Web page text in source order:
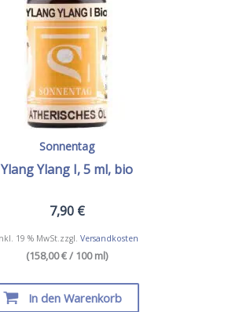
Sonnentag
Ylang Ylang I, 5 ml, bio
7,90 €
19 % MwSt.zzgl. Versandkosten
(158,00 € / 100 ml)
In den Warenkorb